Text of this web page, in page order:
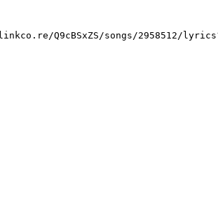
Q9cBSxZS/songs/2958512/